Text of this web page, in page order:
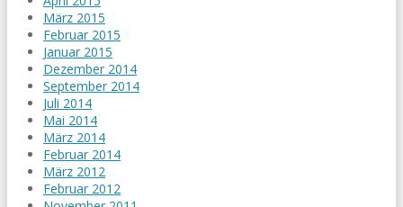
März 2015
Februar 2015
Januar 2015
Dezember 2014
September 2014
Juli 2014
Mai 2014
März 2014
Februar 2014
März 2012
Februar 2012